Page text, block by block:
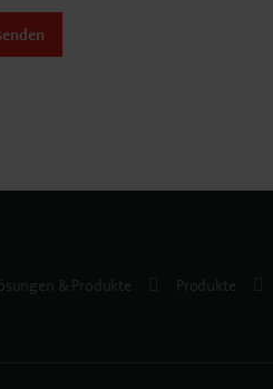
& Produkte Produkte